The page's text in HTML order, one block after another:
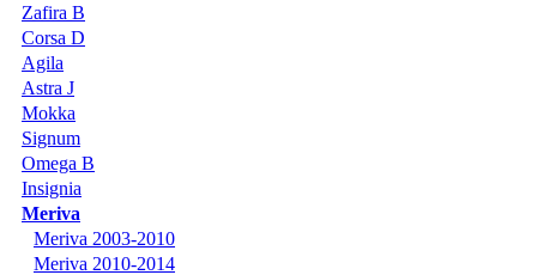
Zafira B
Corsa D
Agila
Astra J
Mokka
Signum
Omega B
Insignia
Meriva
Meriva 2003-2010
Meriva 2010-2014